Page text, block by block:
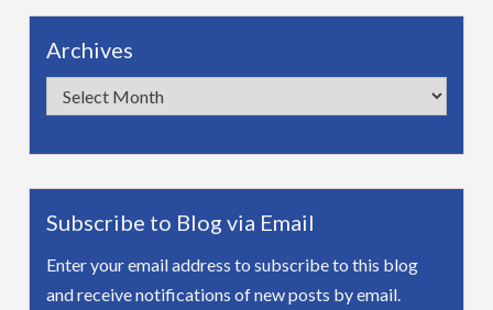
Archives
Archives
Subscribe to Blog via Email
Enter your email address to subscribe to this blog
and receive notifications of new posts by email.